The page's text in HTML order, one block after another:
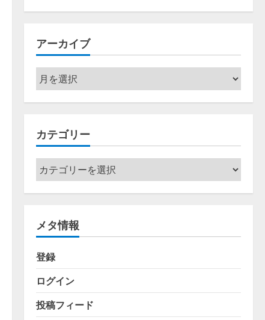
アーカイブ
ア
ー
カ
ブ
カテゴリー
カ
テ
ゴ
ー
メタ情報
登録
ログイン
投稿フィード